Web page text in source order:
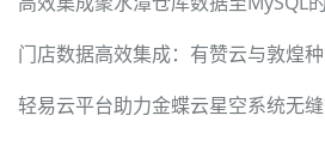
门店数据高效集成：有赞云与敦煌
轻易云平台助力金蝶云星空系统无